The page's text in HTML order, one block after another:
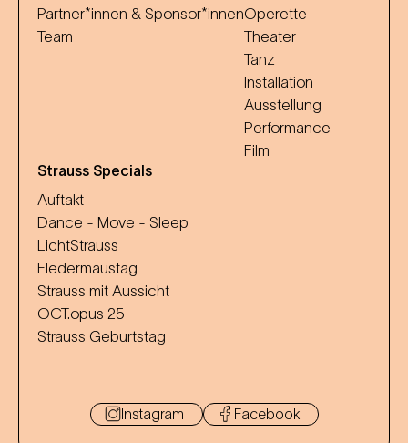
Partner*innen & Sponsor*innen
Team
Operette
Theater
Tanz
Installation
Ausstellung
Performance
Film
Strauss Specials
Auftakt
Dance - Move - Sleep
LichtStrauss
Fledermaustag
Strauss mit Aussicht
OCT.opus 25
Strauss Geburtstag
Instagram Facebook